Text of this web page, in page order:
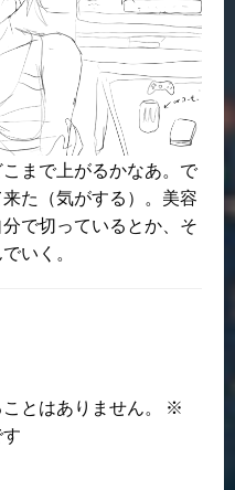
まで上がるかなあ。で
た（気がする）。美容
で切っているとか、そ
いく。
とはありません。
※